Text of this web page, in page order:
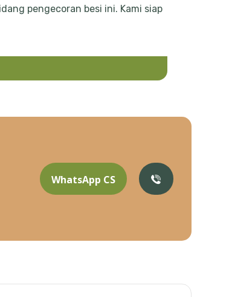
pengecoran besi ini. Kami siap
WhatsApp CS